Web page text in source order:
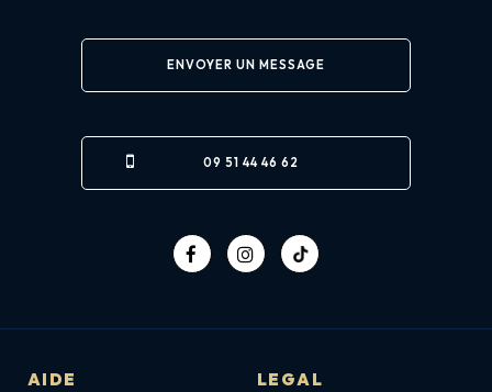
ENVOYER UN MESSAGE
09 51 44 46 62
AIDE LEGAL